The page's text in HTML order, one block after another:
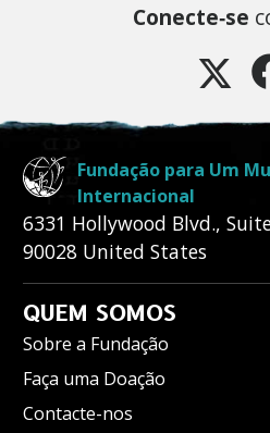
Conecte‑se
Fundação para Um
Internacional
6331 Hollywood Blvd.,
90028 United States
QUEM SOMOS
Sobre a Fundação
Faça uma Doação
Contacte-nos